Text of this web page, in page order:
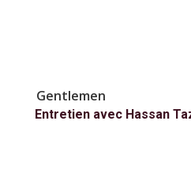
Gentlemen
Entretien avec Hassan